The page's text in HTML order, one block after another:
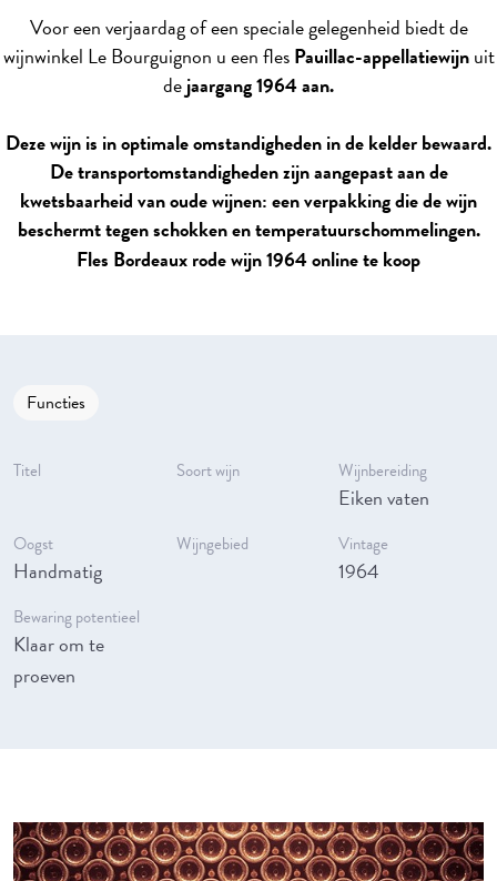
Voor een verjaardag of een speciale gelegenheid biedt de
wijnwinkel Le Bourguignon u een flesPauillac-appellatiewijnuit
dejaargang 1964 aan.
Deze wijn is in optimale omstandigheden in de kelder bewaard.
De transportomstandigheden zijn aangepast aan de
kwetsbaarheid van oude wijnen: een verpakking die de wijn
beschermt tegen schokken en temperatuurschommelingen.
Fles Bordeaux rode wijn 1964 online te koop
Functies
Titel Soort wijn Wijnbereiding
Eiken vaten
Oogst
Handmatig
Wijngebied Vintage
1964
Bewaring potentieel
Klaar om te
proeven